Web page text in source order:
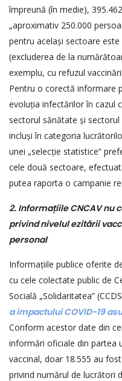
împreună (în medie),
„aproximativ 250.000
pentru același sectoare
(excluderea de la
exemplu, cu refuzul
Pentru o corectă informare
evoluția infectărilor în cazul
sectorul sănătate și
incluși în categoria
unei „selecție statistice”
cele două sectoare,
putea raporta o campanie
2. Informațiile CNCAV nu
privind nivelul ezitării
personal
Informațiile publice oferite
cu cele colectate public de
Socială „Solidaritatea”
a impactului COVID-19
Conform acestor date din
informări oficiale din partea
vaccinal, doar 18.555 au
privind numărul de lucrători